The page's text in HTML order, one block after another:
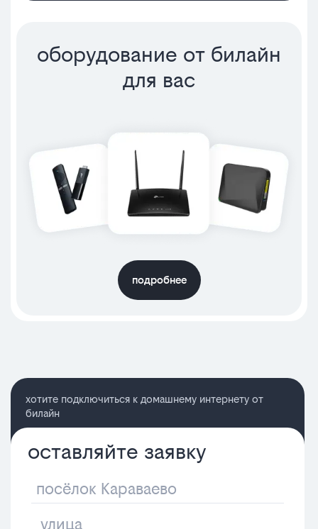
оборудование от билайн
для вас
подробнее
хотите подключиться к домашнему интернету от
билайн
оставляйте заявку